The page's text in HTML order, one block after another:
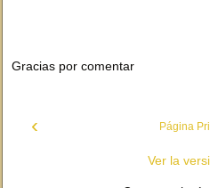
Gracias por comentar
‹ Página
Ver la